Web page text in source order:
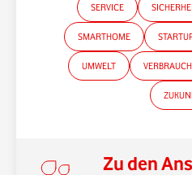
*Gender-Hinweis
SERVICE
SMARTHOME
UMWELT
Zu den